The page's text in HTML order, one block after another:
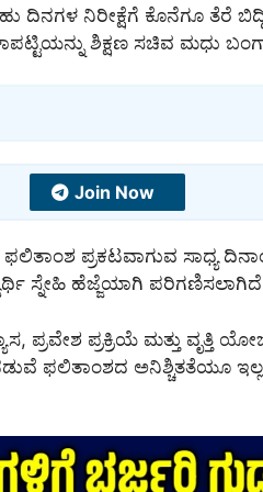
ದಿನಗಳ ನಿರೀಕ್ಷೆಗೆ ಕೊನೆಗೂ ತೆರೆ
ಶಿಕ್ಷಣ ಸಚಿವ ಮಧು
Join Now
ಪ್ರಕಟವಾಗುವ ಸಾಧ್ಯ
ಸ್ನೇಹಿ ಹೆಜ್ಜೆಯಾಗಿ
ಪ್ರಕ್ರಿಯೆ ಮತ್ತು ವೃತ್ತಿ
ಫಲಿತಾಂಶದ ಅನಿಶ್ಚಿತತೆಯೂ